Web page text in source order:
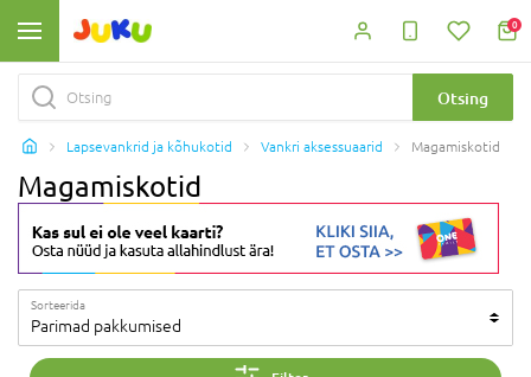
0
Otsing
Lapsevankrid ja kõhukotid Vankri aksessuaarid Magamiskotid
Magamiskotid
Sorteerida
Parimad pakkumised